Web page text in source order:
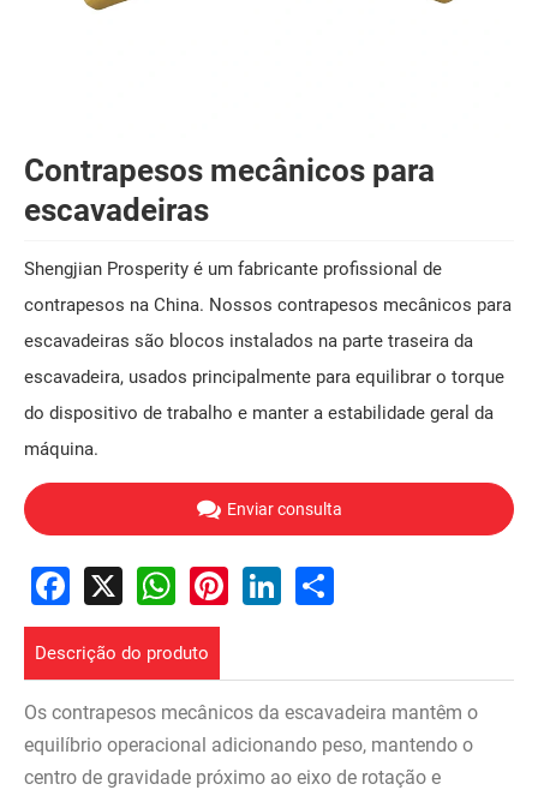
Contrapesos mecânicos para
escavadeiras
Shengjian Prosperity é um fabricante profissional de
contrapesos na China. Nossos contrapesos mecânicos para
escavadeiras são blocos instalados na parte traseira da
escavadeira, usados ​​principalmente para equilibrar o torque
do dispositivo de trabalho e manter a estabilidade geral da
máquina.
Enviar consulta
Facebook
X WhatsAppPinterestLinkedInShare
Descrição do produto
Os contrapesos mecânicos da escavadeira mantêm o
equilíbrio operacional adicionando peso, mantendo o
centro de gravidade próximo ao eixo de rotação e